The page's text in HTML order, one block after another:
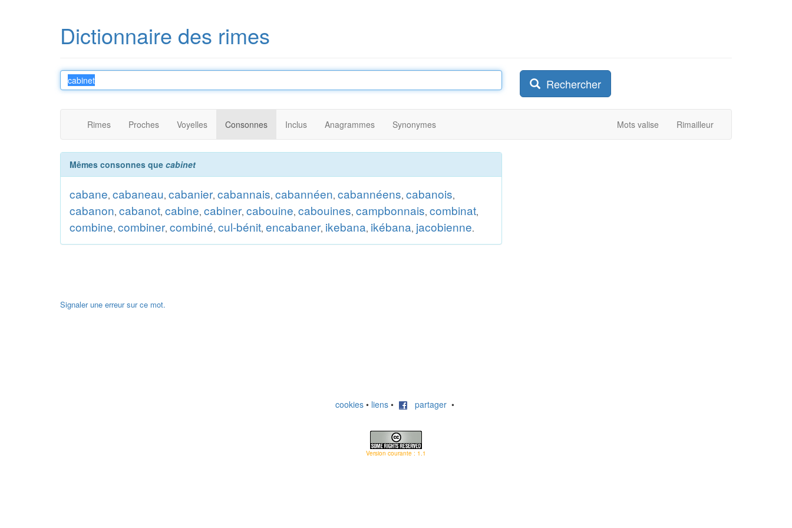
Dictionnaire des rimes
Rechercher
Rimes Proches Voyelles Consonnes Inclus Anagrammes Synonymes Mots valise Rimailleur
Mêmes consonnes que cabinet
cabane, cabaneau, cabanier, cabannais, cabannéen, cabannéens, cabanois,
cabanon, cabanot, cabine, cabiner, cabouine, cabouines, campbonnais, combinat,
combine, combiner, combiné, cul-bénit, encabaner, ikebana, ikébana, jacobienne.
Signaler une erreur sur ce mot.
cookies • liens • partager •
Version courante : 1.1